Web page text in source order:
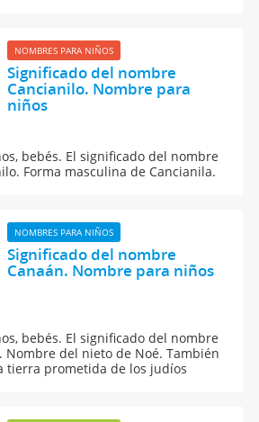
NOMBRES PARA NIÑOS
Significado del nombre
Cancianilo. Nombre para
niños
bebés. El significado del nombre
Forma masculina de Cancianila.
NOMBRES PARA NIÑOS
Significado del nombre
Canaán. Nombre para niños
bebés. El significado del nombre
Nombre del nieto de Noé. También
tierra prometida de los judíos